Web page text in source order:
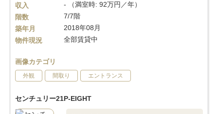
収入
- （満室時: 92万円／年）
階数
7/7階
築年月
2018年08月
物件現況
全部賃貸中
画像カテゴリ
外観 間取り エントランス
センチュリー21P-EIGHT